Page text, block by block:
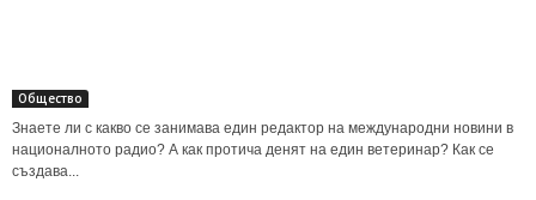
Общество
Знаете ли с какво се занимава един редактор на международни новини в
националното радио? А как протича денят на един ветеринар? Как се
създава...